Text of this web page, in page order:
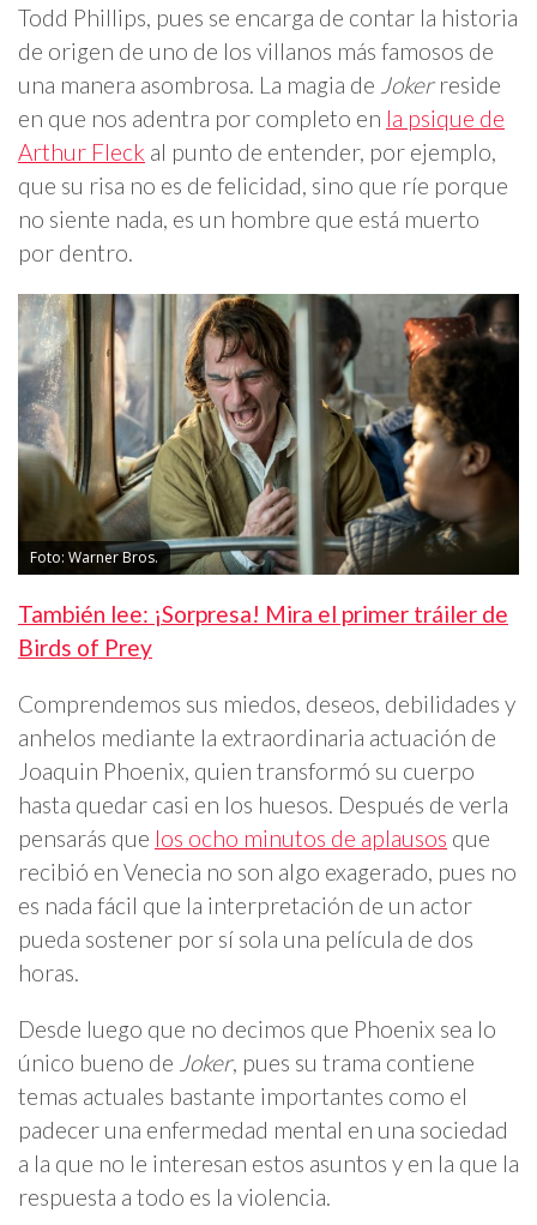
Todd Phillips, pues se encarga de contar la historia
de origen de uno de los villanos más famosos de
una manera asombrosa. La magia de Jokerreside
en que nos adentra por completo en la psique de
Arthur Fleck al punto de entender, por ejemplo,
que su risa no es de felicidad, sino que ríe porque
no siente nada, es un hombre que está muerto
por dentro.
Foto: Warner Bros.
También lee: ¡Sorpresa! Mira el primer tráiler de
Birds of Prey
Comprendemos sus miedos, deseos, debilidades y
anhelos mediante la extraordinaria actuación de
Joaquin Phoenix, quien transformó su cuerpo
hasta quedar casi en los huesos. Después de verla
pensarás que los ocho minutos de aplausos que
recibió en Venecia no son algo exagerado, pues no
es nada fácil que la interpretación de un actor
pueda sostener por sí sola una película de dos
horas.
Desde luego que no decimos que Phoenix sea lo
único bueno de Joker, pues su trama contiene
temas actuales bastante importantes como el
padecer una enfermedad mental en una sociedad
a la que no le interesan estos asuntos y en la que la
respuesta a todo es la violencia.